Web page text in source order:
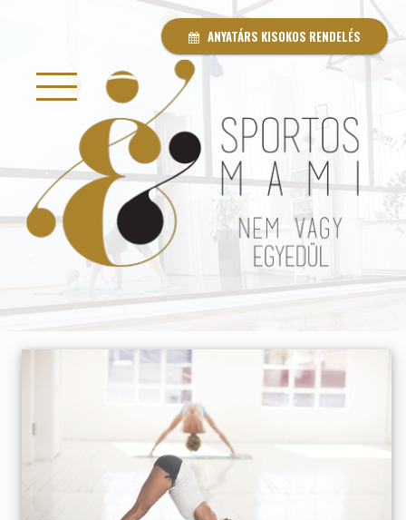
ANYATÁRS KISOKOS RENDELÉS